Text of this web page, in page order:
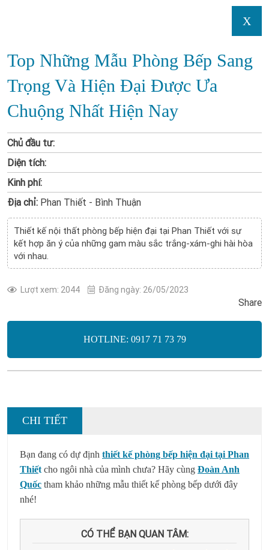
X
Top Những Mẫu Phòng Bếp Sang
Trọng Và Hiện Đại Được Ưa
Chuộng Nhất Hiện Nay
Chủ đầu tư:
Diện tích:
Kinh phí:
Địa chỉ: Phan Thiết - Bình Thuận
Thiết kế nội thất phòng bếp hiện đại tại Phan Thiết với sự
kết hợp ăn ý của những gam màu sắc trắng-xám-ghi hài hòa
với nhau.
Lượt xem: 2044 Đăng ngày: 26/05/2023
Share
HOTLINE: 0917 71 73 79
CHI TIẾT
Bạn đang có dự định thiết kế phòng bếp hiện đại tại Phan
Thiết cho ngôi nhà của mình chưa? Hãy cùng Đoàn Anh
Quốc tham khảo những mẫu thiết kế phòng bếp dưới đây
nhé!
CÓ THỂ BẠN QUAN TÂM: